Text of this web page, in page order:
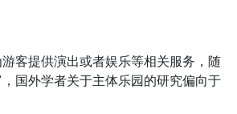
客提供演出或者娱乐等相关服务，随
国外学者关于主体乐园的研究偏向于